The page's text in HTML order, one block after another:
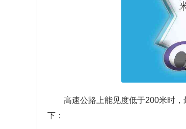
高速公路上能见度低于200米时
下：